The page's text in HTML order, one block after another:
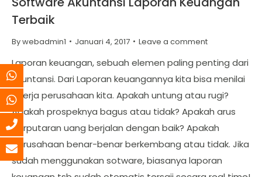
Terbaik
Bywebadmin1 Januari 4, 2017 Leave a comment
Laporan keuangan, sebuah elemen paling penting dari
akuntansi. Dari Laporan keuangannya kita bisa menilai
kinerja perusahaan kita. Apakah untung atau rugi?
Apakah prospeknya bagus atau tidak? Apakah arus
perputaran uang berjalan dengan baik? Apakah
perusahaan benar-benar berkembang atau tidak. Jika
sudah menggunakan sotware, biasanya laporan